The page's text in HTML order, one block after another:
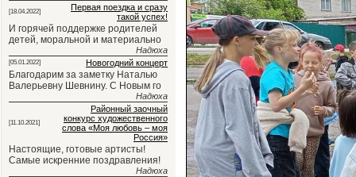
[18.04.2022]
Первая поездка и сразу
такой успех!
И горячей поддержке родителей
детей, моральной и материально
Надюха
[05.01.2022] Новогодний концерт
Благодарим за заметку Наталью
Валерьевну Шевнину. С Новым го
Надюха
[11.10.2021]
Районный заочный
конкурс художественного
слова «Моя любовь – моя
Россия»
Настоящие, готовые артисты!
Самые искренние поздравления!
Надюха